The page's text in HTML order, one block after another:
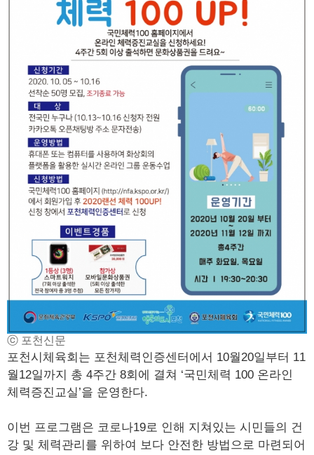
ⓒ 포천신문
포천시체육회는 포천체력인증센터에서 10월20일부터 11
월12일까지 총 4주간 8회에 결쳐 ‘국민체력 100 온라인
체력증진교실’을 운영한다.
이번 프로그램은 코로나19로 인해 지쳐있는 시민들의 건
강 및 체력관리를 위하여 보다 안전한 방법으로 마련되어